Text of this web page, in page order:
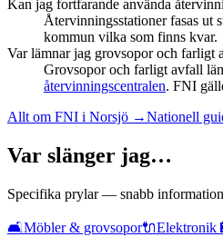
Kan jag fortfarande använda
Återvinningsstationer fasas ut
kommun vilka som finns kvar.
Var lämnar jag grovsopor och farligt
Grovsopor och farligt avfall
återvinningscentralen. FNI
Allt om FNI i Norsjö →Nationell
Var slänger jag…
Specifika prylar — snabb
🛋️Möbler & grovsopor🔌Elektronik